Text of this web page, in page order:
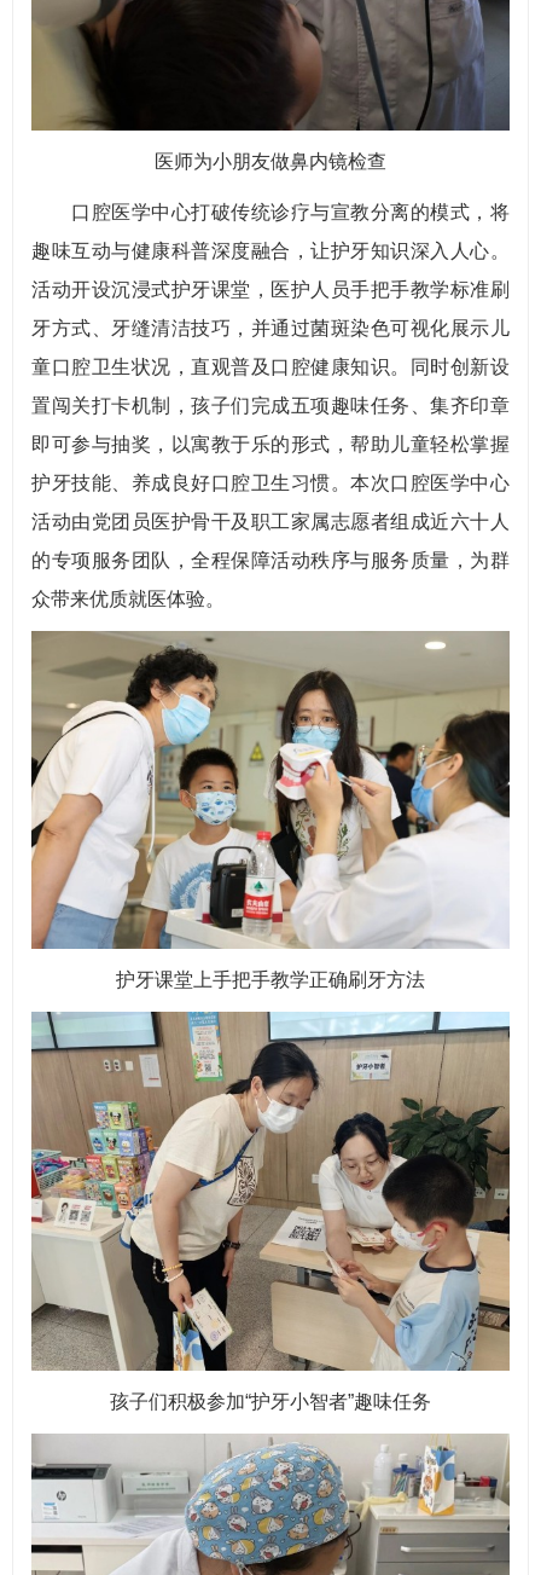
医师为小朋友做鼻内镜检查
口腔医学中心打破传统诊疗与宣教分离的模式，将
趣味互动与健康科普深度融合，让护牙知识深入人心。
活动开设沉浸式护牙课堂，医护人员手把手教学标准刷
牙方式、牙缝清洁技巧，并通过菌斑染色可视化展示儿
童口腔卫生状况，直观普及口腔健康知识。同时创新设
置闯关打卡机制，孩子们完成五项趣味任务、集齐印章
即可参与抽奖，以寓教于乐的形式，帮助儿童轻松掌握
护牙技能、养成良好口腔卫生习惯。本次口腔医学中心
活动由党团员医护骨干及职工家属志愿者组成近六十人
的专项服务团队，全程保障活动秩序与服务质量，为群
众带来优质就医体验。
护牙课堂上手把手教学正确刷牙方法
孩子们积极参加“护牙小智者”趣味任务